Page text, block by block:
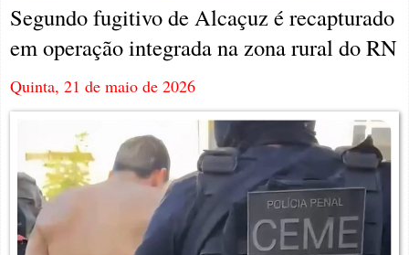
Segundo fugitivo de Alcaçuz é recapturado
em operação integrada na zona rural do RN
Quinta, 21 de maio de 2026